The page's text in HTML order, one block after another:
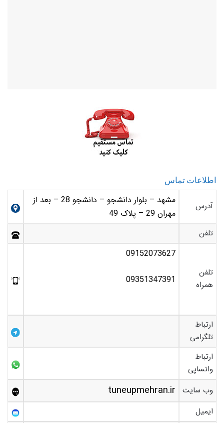
اطلاعات تماس
آدرس
مشهد – بلوار دانشجو – دانشجو 28 – بعد از
مهران 29 – پلاک 49
تلفن
تلفن
همراه
09152073627
09351347391
ارتباط
تلگرامی
ارتباط
واتساپی
وب سایت
tuneupmehran.ir
ایمیل